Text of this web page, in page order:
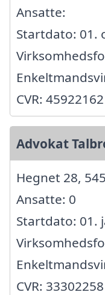
Ansatte:
Startdato: 01.
CVR: 45922162
Advokat
Hegnet 28,
Ansatte: 0
Startdato: 01.
CVR: 33302258